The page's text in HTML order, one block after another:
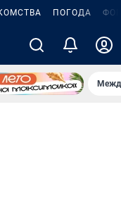
ПОГОДА